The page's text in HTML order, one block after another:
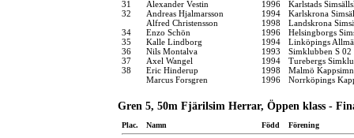
31
Alexander Vestin 1996
Karlstads
32
Andreas Hjalmarsson 1994
Karlskrona
Alfred Christensson
1998
Landskrona
34
Enzo Schön 1996
Helsingborgs
35
Kalle Lindborg 1994
Linköpings
36
Nils Montalva 1993
Simklubben S 02
37
Axel Wangel 1994
Turebergs
38
Eric Hinderup 1998
Malmö
Marcus Forsgren
1996 Norrköpings
Gren 5, 50m Fjärilsim Herrar, Öppen klass -
Plac. Namn Född Förening